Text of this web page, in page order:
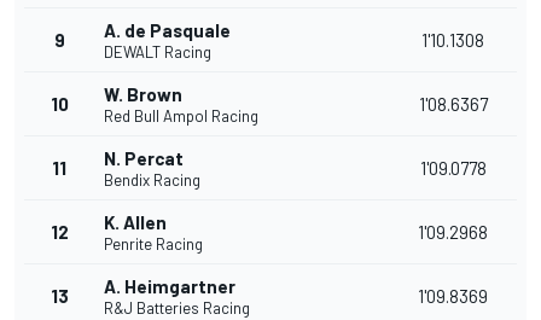
9 A. de Pasquale
DEWALT Racing
1'10.1308
10 W. Brown
Red Bull Ampol Racing
1'08.6367
11 N. Percat
Bendix Racing
1'09.0778
12 K. Allen
Penrite Racing
1'09.2968
13 A. Heimgartner
R&J Batteries Racing
1'09.8369